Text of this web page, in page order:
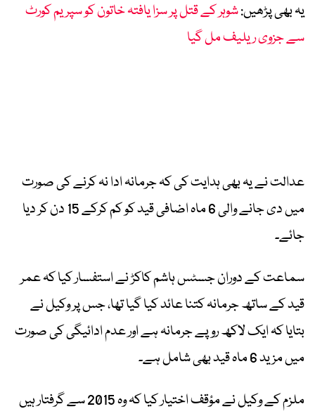
یہ بھی پڑھیں:شوہر کے قتل پر سزا یافتہ خاتون کو سپریم کورٹ
سے جزوی ریلیف مل گیا
عدالت نے یہ بھی ہدایت کی کہ جرمانہ ادا نہ کرنے کی صورت
میں دی جانے والی 6 ماہ اضافی قید کو کم کرکے 15 دن کر دیا
جائے۔
سماعت کے دوران جسٹس ہاشم کاکڑ نے استفسار کیا کہ عمر
قید کے ساتھ جرمانہ کتنا عائد کیا گیا تھا، جس پر وکیل نے
بتایا کہ ایک لاکھ روپے جرمانہ ہے اور عدم ادائیگی کی صورت
میں مزید 6 ماہ قید بھی شامل ہے۔
ملزم کے وکیل نے مؤقف اختیار کیا کہ وہ 2015 سے گرفتار ہیں